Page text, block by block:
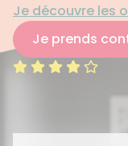
Je découvre les
Je prends